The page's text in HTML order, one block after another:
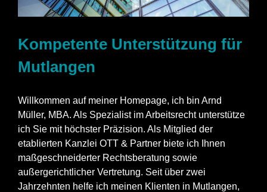
Kompetente Unterstützung für
Mutlangen
Willkommen auf meiner Homepage, ich bin Arnd
Müller, MBA. Als Spezialist im Arbeitsrecht unterstütze
ich Sie mit höchster Präzision. Als Mitglied der
etablierten Kanzlei OTT & Partner biete ich Ihnen
maßgeschneiderter Rechtsberatung sowie
außergerichtlicher Vertretung. Seit über zwei
Jahrzehnten helfe ich meinen Klienten in Mutlangen,